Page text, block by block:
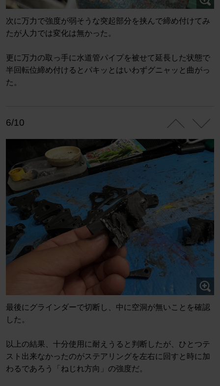
次に万力で強度が弱そうな突起部分を挟んで締め付けてみ
たが人力では変化は無かった。
更に万力の取っ手に水道管パイプを被せて延長した状態で
半回転位締め付けるとパキッとはいわずグニャッと曲がっ
た。
6/10
最後にグラインダーで切断し、中に空洞が無いことを確認
した。
以上の結果、十分使用に耐えうると判断したが、ひとつテ
スト出来なかったのがステアリングを左右に回すと時に加
わるであろう「ねじれ方向」の強度だ。